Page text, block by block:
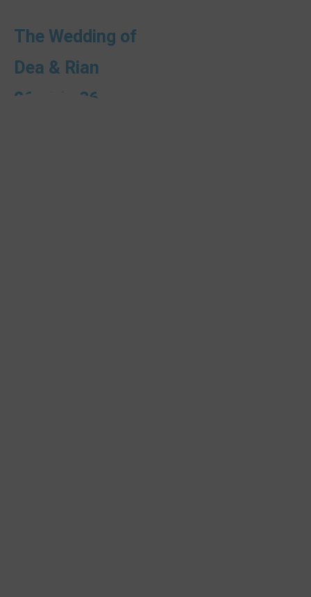
The Wedding of
Dea & Rian
26 . 06 . 26